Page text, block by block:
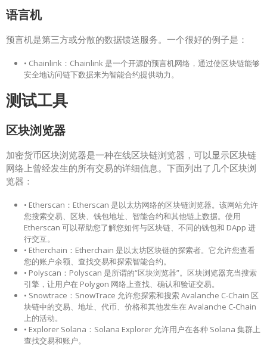
语言机
预言机是第三方或分散的数据馈送服务。一个很好的例子是：
• Chainlink：Chainlink 是一个开源的预言机网络，通过使区块链能够
安全地访问链下数据来为智能合约提供动力。
测试工具
区块浏览器
加密货币区块浏览器是一种在线区块链浏览器，可以显示区块链
网络上曾经发生的所有交易的详细信息。下面列出了几个区块浏
览器：
• Etherscan：Etherscan 是以太坊网络的区块链浏览器。该网站允许
您搜索交易、区块、钱包地址、智能合约和其他链上数据。使用
Etherscan 可以帮助您了解您如何与区块链、不同的钱包和 DApp 进
行交互。
• Etherchain：Etherchain 是以太坊区块链的探索者。它允许您查看
您的账户余额、查找交易和探索智能合约。
• Polyscan：Polyscan 是所谓的“区块浏览器”。区块浏览器充当搜索
引擎，让用户在 Polygon 网络上查找、确认和验证交易。
• Snowtrace：SnowTrace 允许您探索和搜索 Avalanche C-Chain 区
块链中的交易、地址、代币、价格和其他发生在 Avalanche C-Chain
上的活动。
• Explorer Solana：Solana Explorer 允许用户在各种 Solana 集群上
查找交易和账户。